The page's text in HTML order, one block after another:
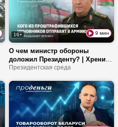
16+ 9 мин
О чем министр обороны
доложил Президенту? | Хренин
про обстановку вокруг
военных на уборочной
Президентская среда